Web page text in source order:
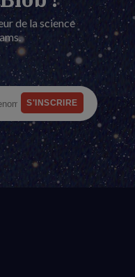
de la science